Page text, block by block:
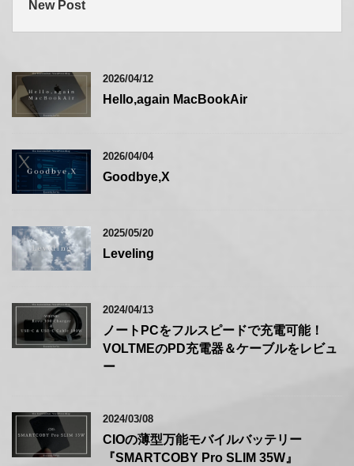
New Post
2026/04/12
Hello,again MacBookAir
2026/04/04
Goodbye,X
2025/05/20
Leveling
2024/04/13
ノートPCをフルスピードで充電可能！
VOLTMEのPD充電器＆ケーブルをレビュ
ー
2024/03/08
CIOの薄型万能モバイルバッテリー
『SMARTCOBY Pro SLIM 35W』